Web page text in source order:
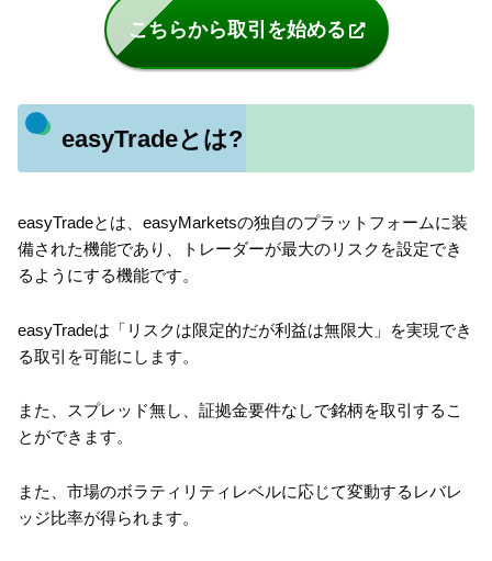
こちらから取引を始める
easyTradeとは?
easyTradeとは、easyMarketsの独自のプラットフォームに装
備された機能であり、トレーダーが最大のリスクを設定でき
るようにする機能です。
easyTradeは「リスクは限定的だが利益は無限大」を実現でき
る取引を可能にします。
また、スプレッド無し、証拠金要件なしで銘柄を取引するこ
とができます。
また、市場のボラティリティレベルに応じて変動するレバレ
ッジ比率が得られます。